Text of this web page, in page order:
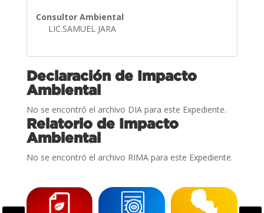
Consultor Ambiental
LIC.SAMUEL JARA
Declaración de Impacto
Ambiental
No se encontró el archivo DIA para este Expediente.
Relatorio de Impacto
Ambiental
No se encontró el archivo RIMA para este Expediente.